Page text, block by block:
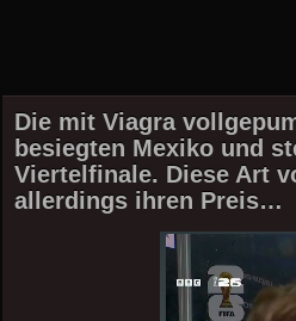
Die mit Viagra
besiegten Mexiko und
Viertelfinale. Diese Art
allerdings ihren Preis…